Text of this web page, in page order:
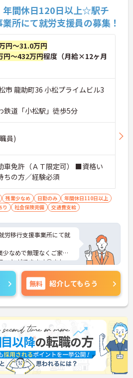
年間休日120日以上☆駅チ
所にて就労支援員の募集！
円～31.0万円
円～432万円程度（月給×12ヶ月
市 龍助町36 小松プライムビル3
鉄道「小松駅」徒歩5分
員)
車免許（ＡＴ限定可） ■資格い
ちの方／経験必須
残業少なめ 日勤のみ
年間休日110日以上
り 社会保険完備 交通費支給
労移行支援事業所にて就
なめで無理なくご家庭
ことができます◎また、
勤に便利な好立地です♪
策ポイントなど、さら
お気軽にご相談くださ
無料 紹介してもらう